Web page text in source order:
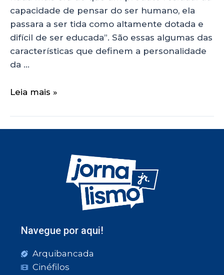
capacidade de pensar do ser humano, ela
passara a ser tida como altamente dotada e
difícil de ser educada”. São essas algumas das
características que definem a personalidade
da …
Leia mais »
Navegue por aqui!
Arquibancada
Cinéfilos